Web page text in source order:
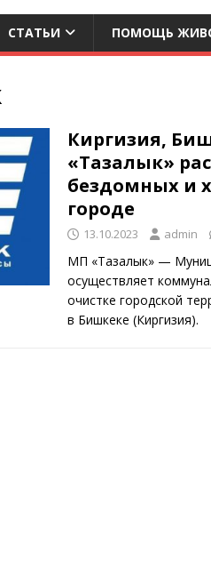
СТАТЬИ ПОМОЩЬ
Киргизия,
«Тазалык»
бездомных и
городе
13.10.2023 admin
МП «Тазалык» —
осуществляет
очистке городской
в Бишкеке (Киргизия).